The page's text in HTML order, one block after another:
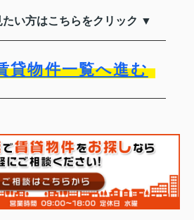
い方はこちらをクリック ▼
貸物件一覧へ進む